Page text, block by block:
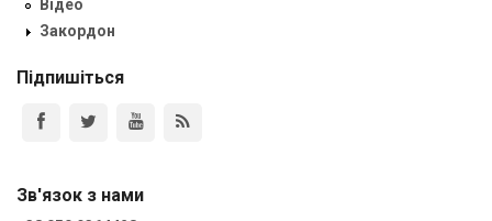
Відео
Закордон
Підпишіться
Зв'язок з нами